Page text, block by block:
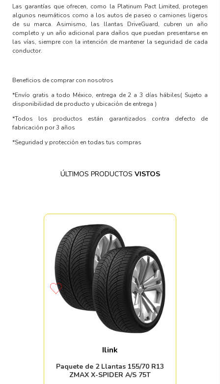
Las garantías que ofrecen, como la Platinum Pact Limited, protegen
algunos neumáticos como a los autos de paseo o camiones ligeros
de su marca. Asimismo, las llantas DriveGuard, cubren un año
completo y un año adicional para daños que puedan presentarse en
las vías, siempre con la intención de mantener la seguridad de cada
conductor.
Beneficios de comprar con nosotros
*Envío gratis a todo México, entrega de 2 a 3 días hábiles( Sujeto a
disponibilidad de producto y ubicación de entrega )
*Todos los productos están garantizados contra defecto de
fabricación por 3 años
*Seguridad y protección en todas tus compras
ÚLTIMOS PRODUCTOS VISTOS
Ilink
Paquete de 2 Llantas 155/70 R13
ZMAX X-SPIDER A/S 75T